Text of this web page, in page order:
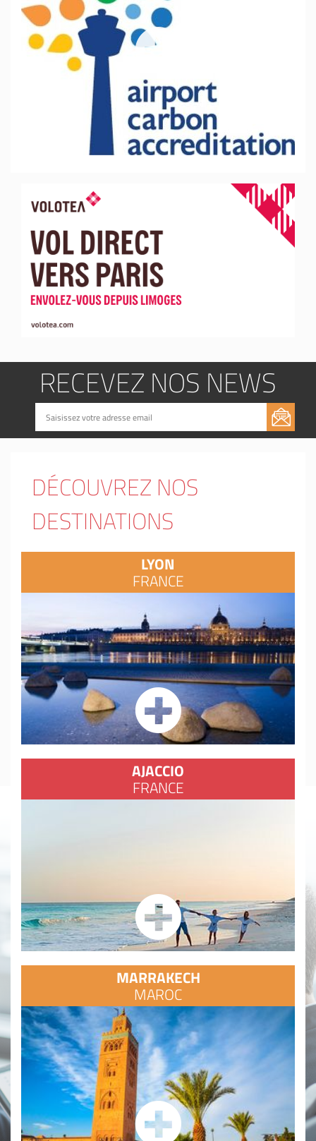
RECEVEZ NOS NEWS
DÉCOUVREZ NOS
DESTINATIONS
LYON
FRANCE
AJACCIO
FRANCE
MARRAKECH
MAROC